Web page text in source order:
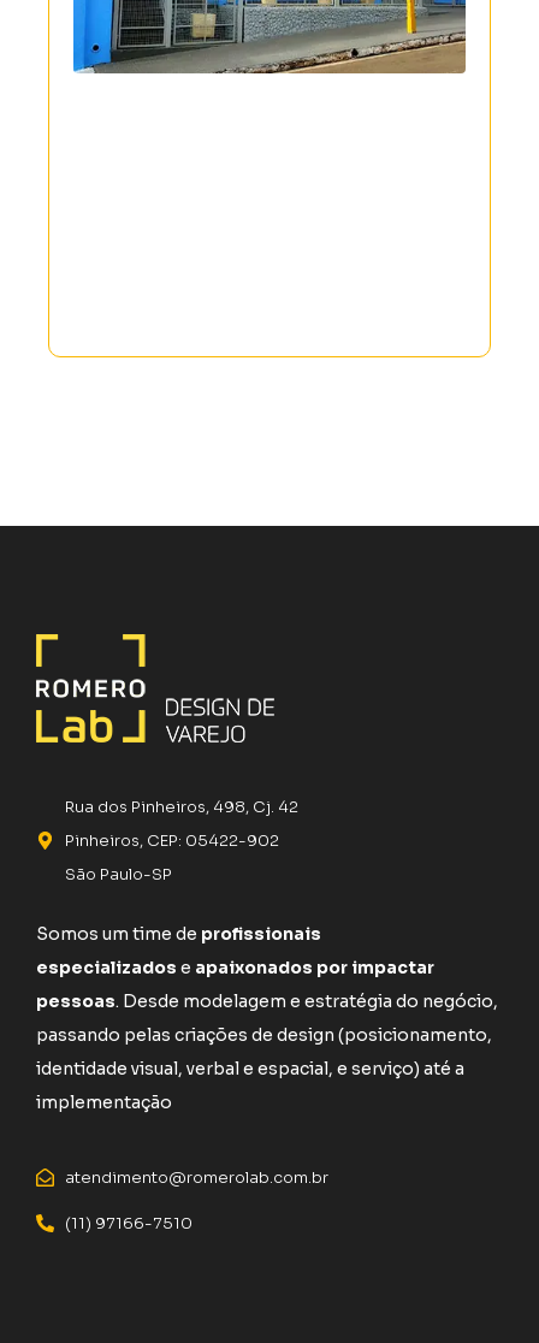
Rua dos Pinheiros, 498, Cj. 42
Pinheiros, CEP: 05422-902
São Paulo-SP
Somos um time de profissionais
especializados e apaixonados por impactar
pessoas. Desde modelagem e estratégia do negócio,
passando pelas criações de design (posicionamento,
identidade visual, verbal e espacial, e serviço) até a
implementação
atendimento@romerolab.com.br
(11) 97166-7510